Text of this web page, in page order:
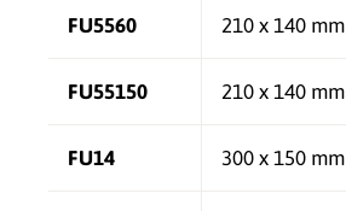
FU5560 210 x 140 mm
FU55150 210 x 140 mm
FU14 300 x 150 mm